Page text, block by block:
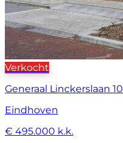
Verkocht
Generaal Linckerslaan 10
Eindhoven
€ 495.000 k.k.